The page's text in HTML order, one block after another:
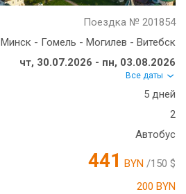
Поездка № 201854
Минск - Гомель - Могилев - Витебск
чт, 30.07.2026 - пн, 03.08.2026
Все даты
5 дней
2
Автобус
441 BYN /150 $
200 BYN